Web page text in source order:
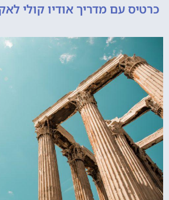
עם מדריך אודיו קולי